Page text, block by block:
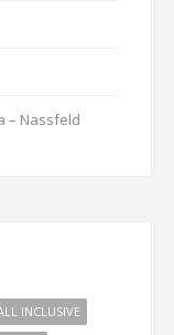
– Nassfeld
INCLUSIVE